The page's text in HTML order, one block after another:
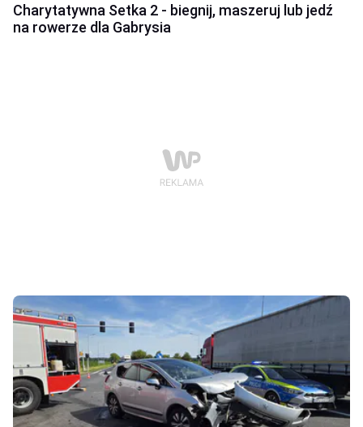
Charytatywna Setka 2 - biegnij, maszeruj lub jedź
na rowerze dla Gabrysia